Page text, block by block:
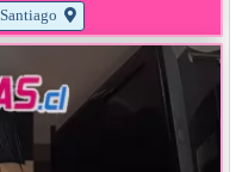
Santiago